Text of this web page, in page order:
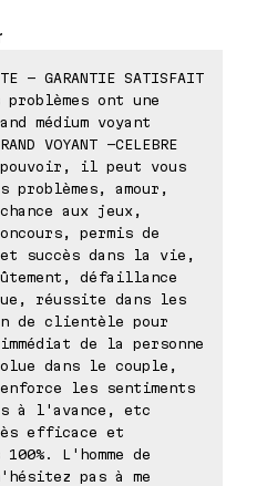
- GARANTIE SATISFAIT
problèmes ont une
médium voyant
VOYANT -CELEBRE
pouvoir, il peut vous
problèmes, amour,
aux jeux,
permis de
succès dans la vie,
défaillance
réussite dans les
de clientèle pour
de la personne
dans le couple,
les sentiments
à l'avance, etc
efficace et
L'homme de
pas à me